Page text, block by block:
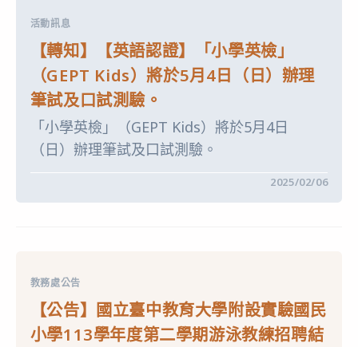
習
資
源】
教
育
部
臺
灣
語
卡
通
動
畫
活動訊息
【轉知】【英語認證】「小學英檢」
（GEPT Kids）將於5月4日（日）辦理
筆試及口試測驗。
「小學英檢」（GEPT Kids）將於5月4日
（日）辦理筆試及口試測驗。
知】
學
英
檢」
（GEPT
KIDS）
將
2025/02/06
教務處公告
【公告】國立臺中教育大學附設實驗國民
小學113學年度第二學期游泳教練招聘結